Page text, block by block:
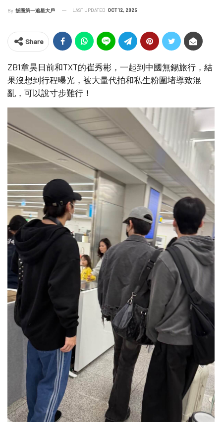
By 飯圈第一追星大戶 LAST UPDATED OCT 12, 2025
Share
ZB1章昊日前和TXT的崔秀彬，一起到中國無錫旅行，結
果沒想到行程曝光，被大量代拍和私生粉圍堵導致混
亂，可以說寸步難行！